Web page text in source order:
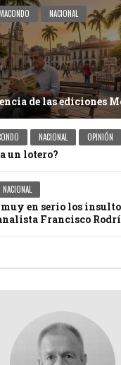
NACIONAL
de las ediciones
NACIONAL OPINIÓN
un lotero?
NACIONAL
en serio los
Francisco